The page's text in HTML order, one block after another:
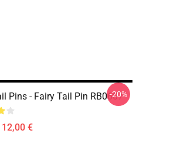
Pins - Fairy Tail Pin RB0607
€
-20%